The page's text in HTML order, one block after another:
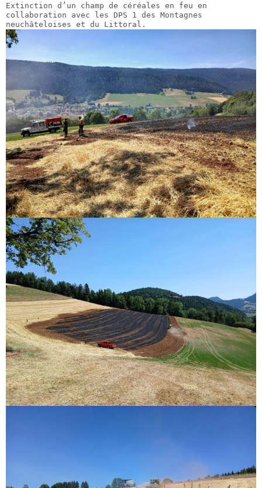
Extinction d’un champ de céréales en feu en
collaboration avec les DPS 1 des Montagnes
neuchâteloises et du Littoral.